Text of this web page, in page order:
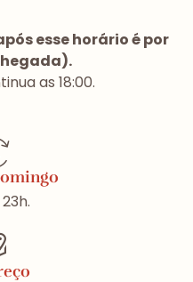
esse horário é por
as 18:00.